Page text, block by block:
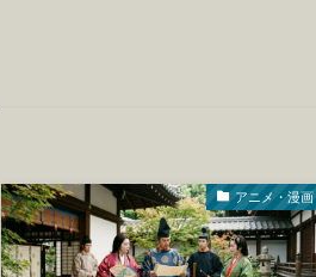
アニメ・漫画